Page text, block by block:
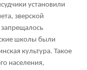
установили
зверской
школы были
культура. Такое
населения,